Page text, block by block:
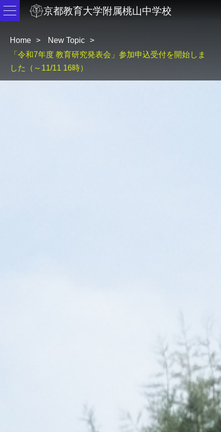
京都教育大学附属桃山中学校
Home
New Topic
「令和7年度 教育研究発表会」参加申込受付を開始しま
した（～11/11 16時）